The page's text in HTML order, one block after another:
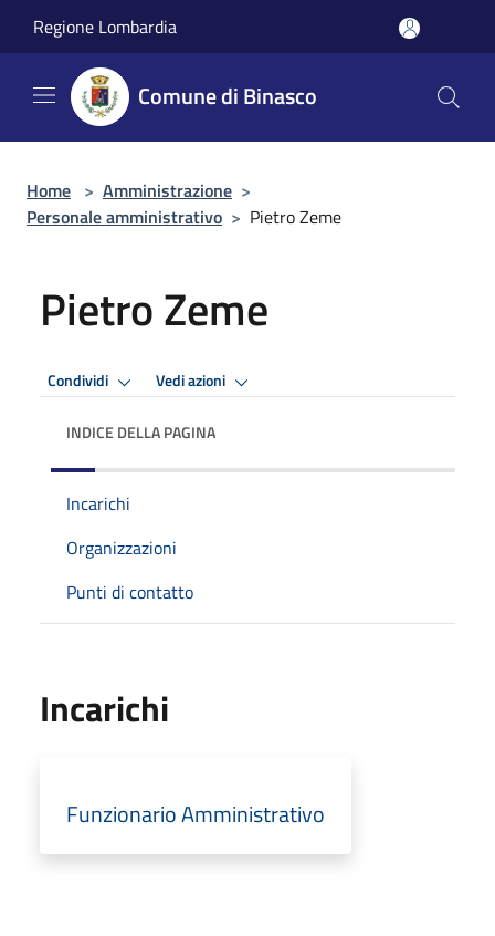
Regione Lombardia
Comune di Binasco
Home > Amministrazione >
Personale amministrativo > Pietro Zeme
Pietro Zeme
Condividi Vedi azioni
INDICE DELLA PAGINA
Incarichi
Organizzazioni
Punti di contatto
Incarichi
Funzionario Amministrativo